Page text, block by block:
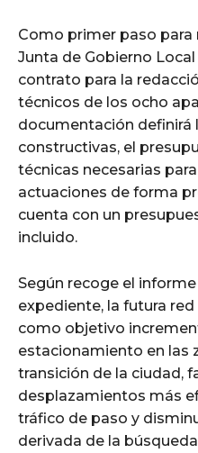
Como primer paso para
Junta de Gobierno
contrato para la
técnicos de los ocho
documentación definirá
constructivas, el
técnicas necesarias
actuaciones de forma
cuenta con un
incluido.
Según recoge el
expediente, la futura
como objetivo
estacionamiento en las
transición de la ciudad,
desplazamientos más
tráfico de paso y
derivada de la